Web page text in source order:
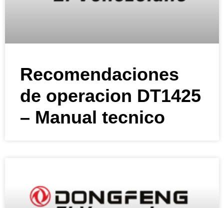
Recomendaciones
de operacion DT1425
– Manual tecnico